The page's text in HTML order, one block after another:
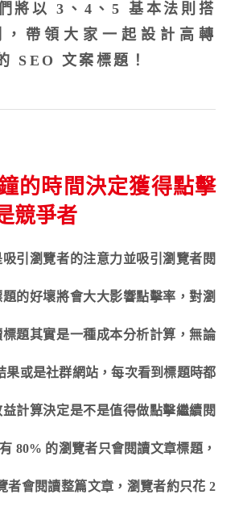
將以 3、4、5 基本法則搭
，帶領大家一起設計高轉
SEO 文案標題！
的時間決定獲得點擊
競爭者
引瀏覽者的注意力並吸引瀏覽者閱
的好壞將會大大影響點擊率，對瀏
題其實是一種成本分析計算，無論
果或是社群網站，每次看到標題時都
計算決定是不是值得做點擊繼續閱
80% 的瀏覽者只會閱讀文章標題，
者會閱讀整篇文章，瀏覽者約只花 2